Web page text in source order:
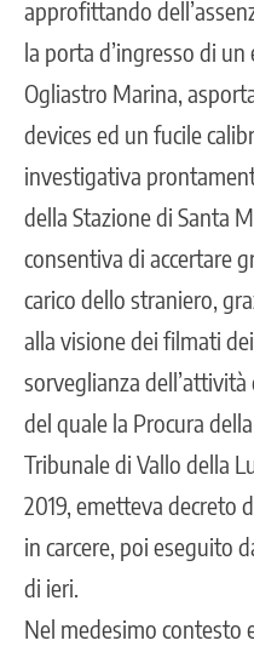
approfittando
la porta d’ingresso di
Ogliastro Marina,
devices ed un fucile
investigativa
della Stazione di Santa
consentiva di accertare
carico dello straniero,
alla visione dei filmati
sorveglianza
del quale la Procura
Tribunale di Vallo della
2019, emetteva decreto
in carcere, poi eseguito
di ieri.
Nel medesimo contesto